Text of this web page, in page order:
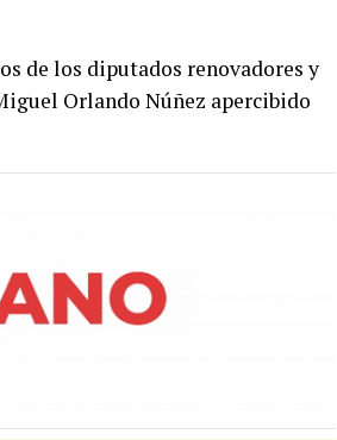
de los diputados renovadores y
Orlando Núñez apercibido